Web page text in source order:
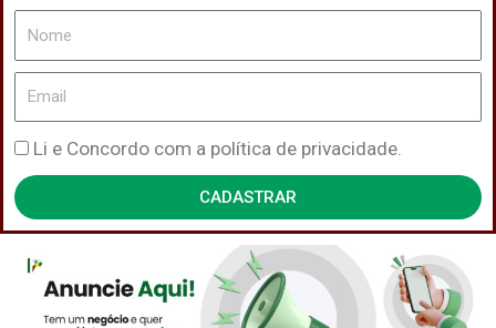
Nome
Email
Política
de
Privacidade
Li e Concordo com a política de privacidade.
CADASTRAR